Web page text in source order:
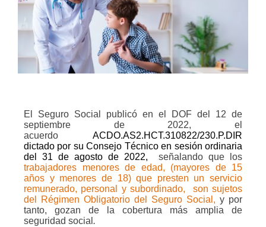
El Seguro Social publicó en el DOF del 12 de
septiembre de 2022, el
acuerdo ACDO.AS2.HCT.310822/230.P.DIR
dictado por su Consejo Técnico en sesión ordinaria
del 31 de agosto de 2022, señalando que los
trabajadores menores de edad, (mayores de 15
años y menores de 18) que presten un servicio
remunerado, personal y subordinado,
son sujetos
del Régimen Obligatorio del Seguro Social, y por
tanto, gozan de la cobertura más amplia de
seguridad social .